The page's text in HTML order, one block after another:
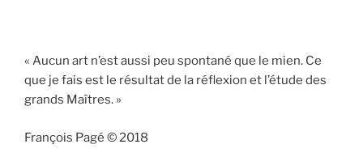
« Aucun art n’est aussi peu spontané que le mien. Ce
que je fais est le résultat de la réflexion et l’étude des
grands Maîtres. »
François Pagé © 2018